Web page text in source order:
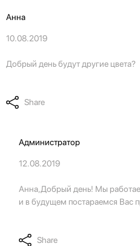
Анна
10.08.2019
Добрый день будут другие цвета?
Share
Администратор
12.08.2019
Анна,Добрый день! Мы
и в будущем постараемся Вас
Share